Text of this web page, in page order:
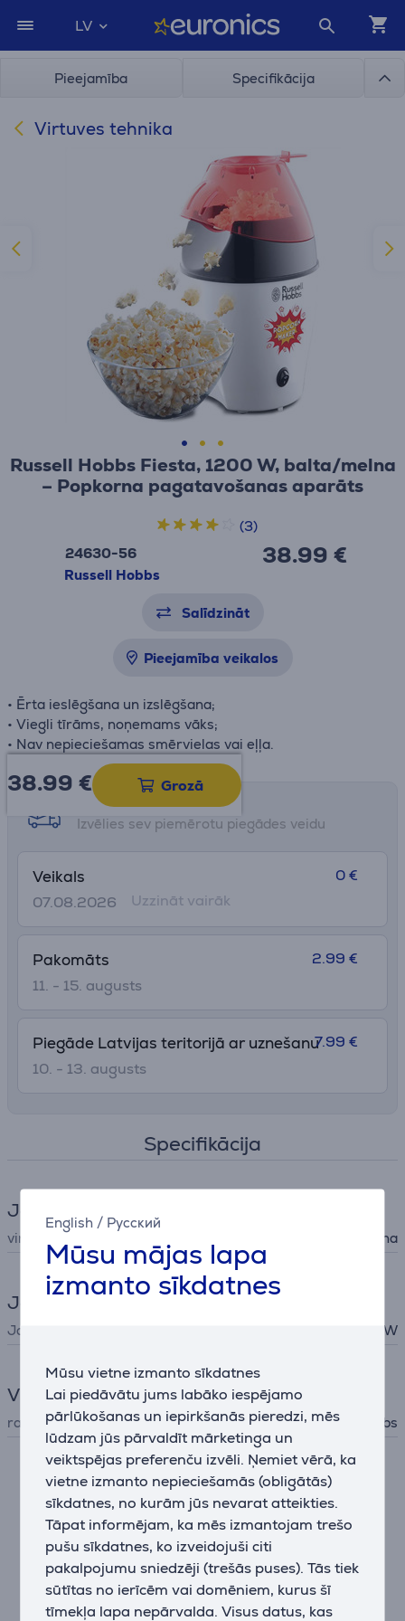
English / Русский
Mūsu mājas lapa
izmanto sīkdatnes
Mūsu vietne izmanto sīkdatnes
Lai piedāvātu jums labāko iespējamo
pārlūkošanas un iepirkšanās pieredzi, mēs
lūdzam jūs pārvaldīt mārketinga un
veiktspējas preferenču izvēli. Ņemiet vērā, ka
vietne izmanto nepieciešamās (obligātās)
sīkdatnes, no kurām jūs nevarat atteikties.
Tāpat informējam, ka mēs izmantojam trešo
pušu sīkdatnes, ko izveidojuši citi
pakalpojumu sniedzēji (trešās puses). Tās tiek
sūtītas no ierīcēm vai domēniem, kurus šī
tīmekļa lapa nepārvalda. Visus datus, kas
LV
Pieejamība Specifikācija
Virtuves tehnika
Russell Hobbs Fiesta, 1200 W, balta/melna
– Popkorna pagatavošanas aparāts
24630-56
Russell Hobbs
38.99 €
(3)
Salīdzināt
Pieejamība veikalos
• Ērta ieslēgšana un izslēgšana;
• Viegli tīrāms, noņemams vāks;
• Nav nepieciešamas smērvielas vai eļļa.
38.99 € Grozā
Saņemšanas iespējas
Izvēlies sev piemērotu piegādes veidu
Veikals
07.08.2026
0 €
Uzzināt vairāk
Pakomāts
11. - 15. augusts
2.99 €
Piegāde Latvijas teritorijā ar uznešanu
10. - 13. augusts
7.99 €
Specifikācija
Jautrā kulinārija
virtuves preces Popkorna mašīna
Jauda
Jauda 1200 W
Vispārējais parametrs
ražotājs Russell Hobbs
Apraksts
Fiesta popkorna automāts ir pēdējā detaļa, kas
palīdzēs padarīt jūsu dzīvojamo istabu par mājīgu
mājas kinozāli. Ietinieties segā un izbaudiet ēstgribu
rosinošo gatavotā popkorna smaržu. Un bērniem būs
interesanti vērot, kā kukurūzas graudi atveras un